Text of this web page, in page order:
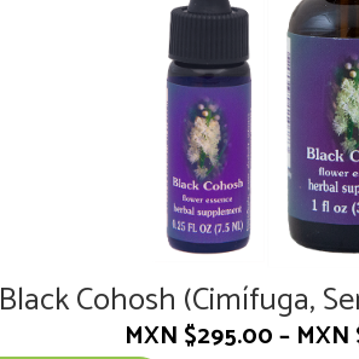
Black Cohosh (Cimífuga,
MXN $295.00– MXN